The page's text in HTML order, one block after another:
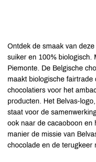
Ontdek de smaak van
suiker en 100% biologisch.
Piemonte. De Belgische
maakt biologische
chocolatiers voor het
producten. Het Belvas-
staat voor de
ook naar de cacaoboon en
manier de missie van
chocolade en de terugkeer